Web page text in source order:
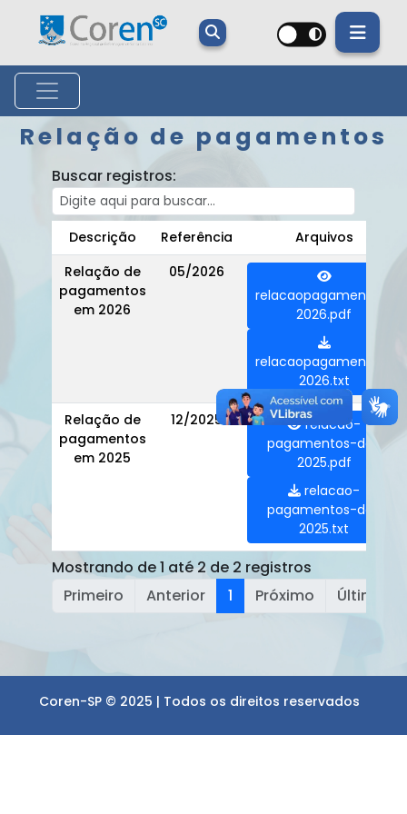
Relação de pagamentos
Buscar registros:
Descrição Referência
Arquivos
Relação de
pagamentos
em 2026
05/2026
relacaopagamentos-
2026.pdf
relacaopagamentos-
2026.txt
Relação de
pagamentos
em 2025
12/2025
relacao-
pagamentos-de-
2025.pdf
relacao-
pagamentos-de-
2025.txt
Mostrando de 1 até 2 de 2 registros
Primeiro
Anterior 1 Próximo Último
Coren-SP © 2025 | Todos os direitos reservados